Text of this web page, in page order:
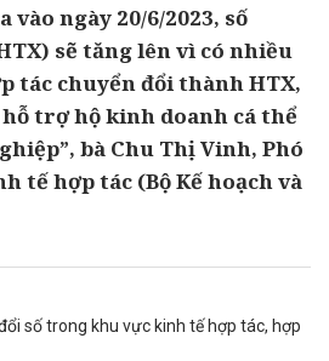
vào ngày 20/6/2023, số
sẽ tăng lên vì có nhiều
tác chuyển đổi thành HTX,
trợ hộ kinh doanh cá thể
bà Chu Thị Vinh, Phó
tế hợp tác (Bộ Kế hoạch và
số trong khu vực kinh tế hợp tác, hợp